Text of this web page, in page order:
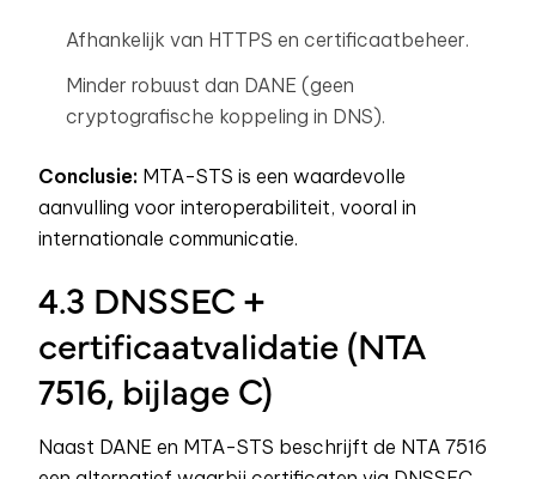
Afhankelijk van HTTPS en certificaatbeheer.
Minder robuust dan DANE (geen
cryptografische koppeling in DNS).
Conclusie: MTA-STS is een waardevolle
aanvulling voor interoperabiliteit, vooral in
internationale communicatie.
4.3 DNSSEC +
certificaatvalidatie (NTA
7516, bijlage C)
Naast DANE en MTA-STS beschrijft de NTA 7516